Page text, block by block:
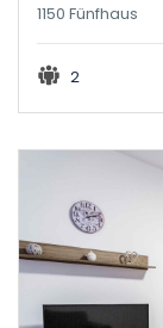
1150 Fünfhaus
2